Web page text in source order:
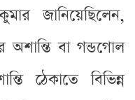
জানিয়েছিলেন,
বা গন্ডগোল
ঠেকাতে বিভিন্ন